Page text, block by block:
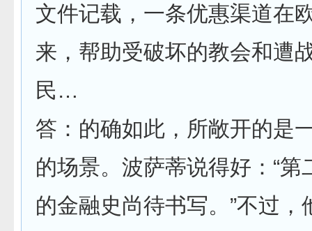
文件记载，一条优惠渠道在
来，帮助受破坏的教会和遭
民…
答：的确如此，所敞开的是
的场景。波萨蒂说得好：“第
的金融史尚待书写。”不过，